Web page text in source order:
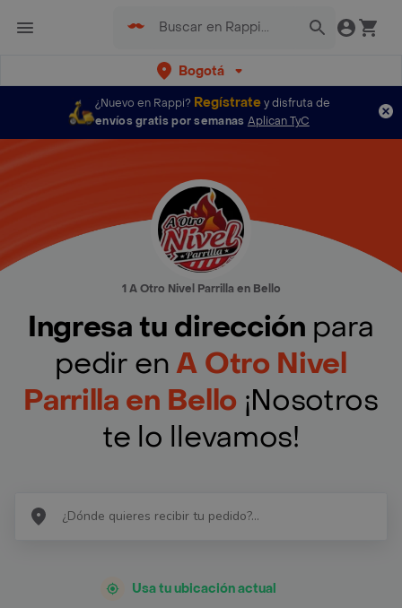
Bogotá
¿Nuevo en Rappi? Regístratey disfruta de
envíos gratis por semanas Aplican TyC
1 A Otro Nivel Parrilla en Bello
Ingresa tu dirección para
pedir enA Otro Nivel
Parrilla en Bello ¡Nosotros
te lo llevamos!
Usa tu ubicación actual